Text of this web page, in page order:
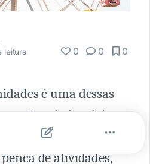
leitura 0 0 0
é uma dessas
não existiam há
de comunidade
de atividades,